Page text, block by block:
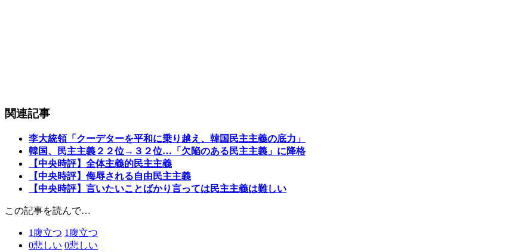
関連記事
李大統領「クーデターを平和に乗り越え、韓国民主主義の底力」
韓国、民主主義２２位→３２位…「欠陥のある民主主義」に降格
【中央時評】全体主義的民主主義
【中央時評】侮辱される自由民主主義
【中央時評】言いたいことばかり言っては民主主義は難しい
この記事を読んで…
1 腹立つ 1 腹立つ
0悲しい 0悲しい